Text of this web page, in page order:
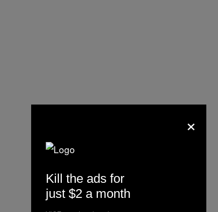
×
Kill the ads for
just $2 a month